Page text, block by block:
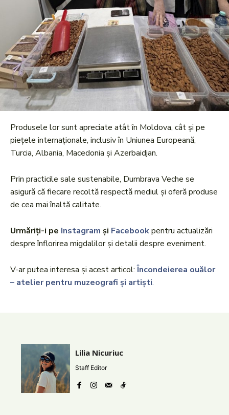
Produsele lor sunt apreciate atât în Moldova, cât și pe
piețele internaționale, inclusiv în Uniunea Europeană,
Turcia, Albania, Macedonia și Azerbaidjan.
Prin practicile sale sustenabile, Dumbrava Veche se
asigură că fiecare recoltă respectă mediul și oferă produse
de cea mai înaltă calitate.
Urmăriți-i pe Instagram și Facebookpentru actualizări
despre înflorirea migdalilor și detalii despre eveniment.
V-ar putea interesa și acest articol:Încondeierea ouălor
– atelier pentru muzeografi și artiști.
Lilia Nicuriuc
Staff Editor